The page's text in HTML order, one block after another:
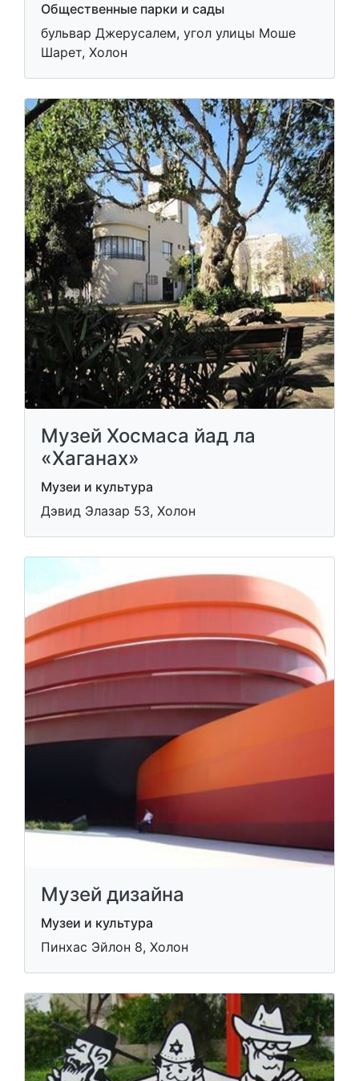
Общественные парки и сады
бульвар Джерусалем, угол улицы Моше
Шарет, Холон
Музей Хосмаса йад ла
«Хаганах»
Музеи и культура
Дэвид Элазар 53, Холон
Музей дизайна
Музеи и культура
Пинхас Эйлон 8, Холон